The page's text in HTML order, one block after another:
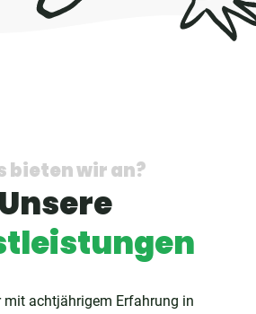
bieten wir an?
Unsere
mit achtjährigem Erfahrung in